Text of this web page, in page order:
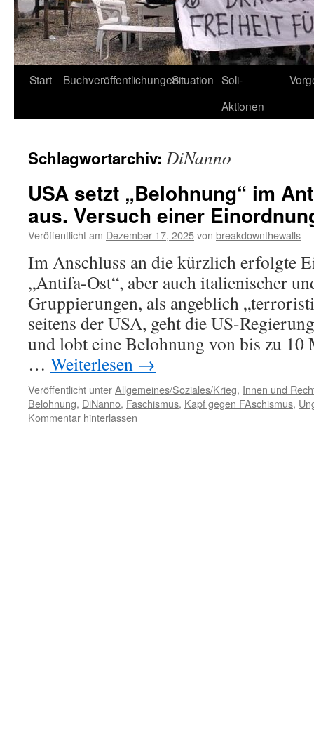
Start BuchveröffentlichungenSituation Soli-
Aktionen
Schlagwortarchiv: DiNanno
USA setzt „Belohnung“ im
aus. Versuch einer
Veröffentlicht am Dezember 17, 2025von breakdownthewalls
Im Anschluss an die kürzlich erfolgte
„Antifa-Ost“, aber auch italienischer
Gruppierungen, als angeblich
seitens der USA, geht die US-
und lobt eine Belohnung von bis zu
… Weiterlesen →
Veröffentlicht unterAllgemeines/Soziales/Krieg, Innen und
Belohnung, DiNanno, Faschismus, Kapf gegen FAschismus,
Kommentar hinterlassen